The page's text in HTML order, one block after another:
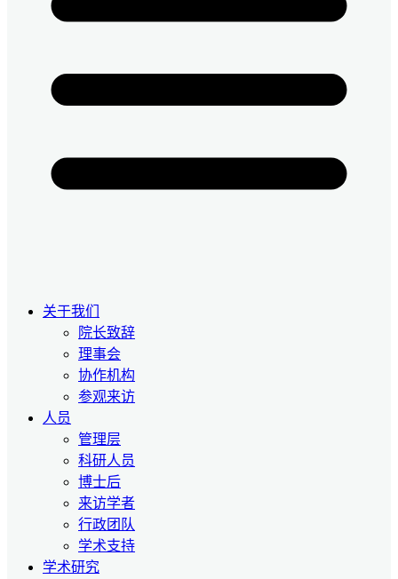
关于我们
院长致辞
理事会
协作机构
参观来访
人员
管理层
科研人员
博士后
来访学者
行政团队
学术支持
学术研究